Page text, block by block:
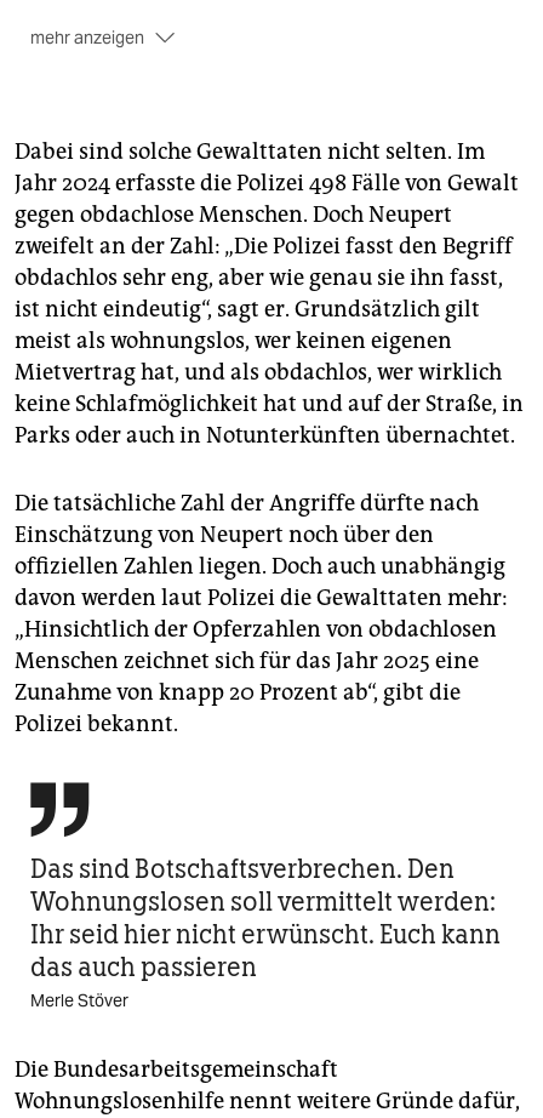
mehr anzeigen
Dabei sind solche Gewalttaten nicht selten. Im
Jahr 2024 erfasste die Polizei 498 Fälle von Gewalt
gegen obdachlose Menschen. Doch Neupert
zweifelt an der Zahl: „Die Polizei fasst den Begriff
obdachlos sehr eng, aber wie genau sie ihn fasst,
ist nicht eindeutig“, sagt er. Grundsätzlich gilt
meist als wohnungslos, wer keinen eigenen
Mietvertrag hat, und als obdachlos, wer wirklich
keine Schlafmöglichkeit hat und auf der Straße, in
Parks oder auch in Notunterkünften übernachtet.
Die tatsächliche Zahl der Angriffe dürfte nach
Einschätzung von Neupert noch über den
offiziellen Zahlen liegen. Doch auch unabhängig
davon werden laut Polizei die Gewalttaten mehr:
„Hinsichtlich der Opferzahlen von obdachlosen
Menschen zeichnet sich für das Jahr 2025 eine
Zunahme von knapp 20 Prozent ab“, gibt die
Polizei bekannt.

Das sind Botschaftsverbrechen. Den
Wohnungslosen soll vermittelt werden:
Ihr seid hier nicht erwünscht. Euch kann
das auch passieren
Merle Stöver
Die Bundesarbeitsgemeinschaft
Wohnungslosenhilfe nennt weitere Gründe dafür,